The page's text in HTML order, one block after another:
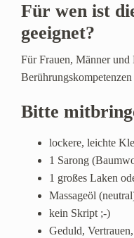
Für wen ist
geeignet?
Für Frauen, Männer und
Bitte
lockere, leichte
1 Sarong
1 großes Laken
Massageöl
kein Skript ;-)
Geduld,